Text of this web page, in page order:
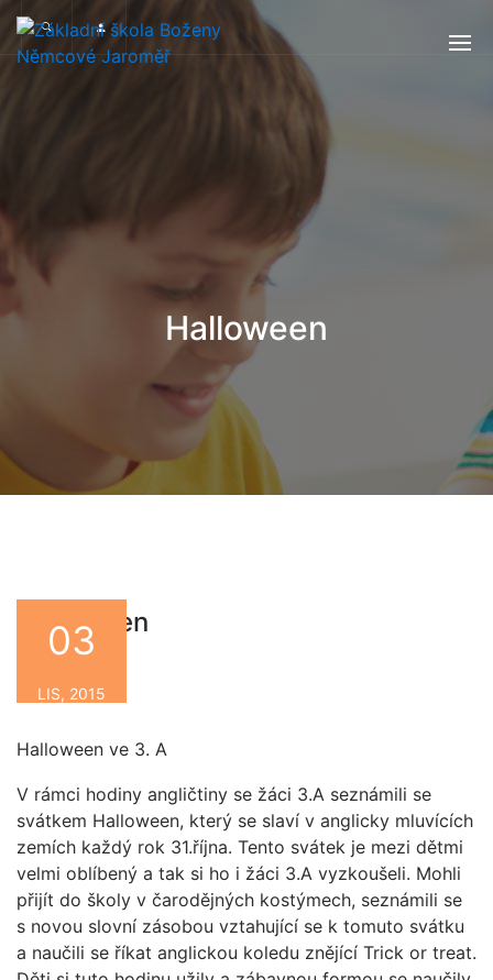
Halloween
Halloween
03
LIS, 2015
Halloween ve 3. A
V rámci hodiny angličtiny se žáci 3.A seznámili se
svátkem Halloween, který se slaví v anglicky mluvících
zemích každý rok 31.října. Tento svátek je mezi dětmi
velmi oblíbený a tak si ho i žáci 3.A vyzkoušeli. Mohli
přijít do školy v čarodějných kostýmech, seznámili se
s novou slovní zásobou vztahující se k tomuto svátku
a naučili se říkat anglickou koledu znějící Trick or treat.